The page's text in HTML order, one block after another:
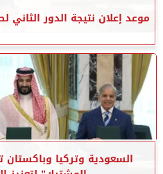
موعد إعلان نتيجة الدور الثاني
السعودية وتركيا وباكستان